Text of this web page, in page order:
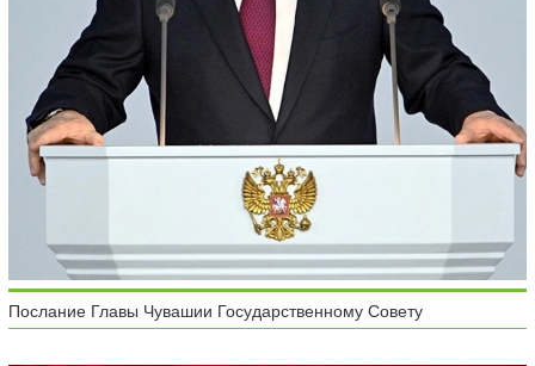
Послание Главы Чувашии Государственному Совету